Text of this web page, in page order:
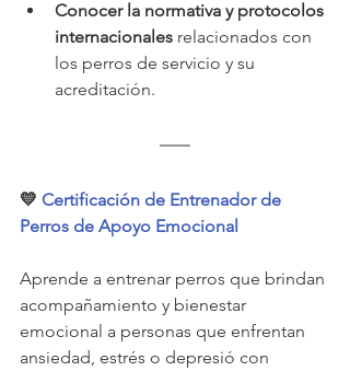
Conocer la normativa y protocolos
internacionales relacionados con
los perros de servicio y su
acreditación.
💛 Certificación de Entrenador de
Perros de Apoyo Emocional
Aprende a entrenar perros que brindan
acompañamiento y bienestar
emocional a personas que enfrentan
ansiedad, estrés o depresió con